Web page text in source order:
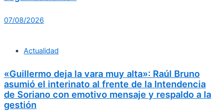
07/08/2026
Actualidad
«Guillermo deja la vara muy alta»: Raúl Bruno
asumió el interinato al frente de la Intendencia
de Soriano con emotivo mensaje y respaldo a la
gestión